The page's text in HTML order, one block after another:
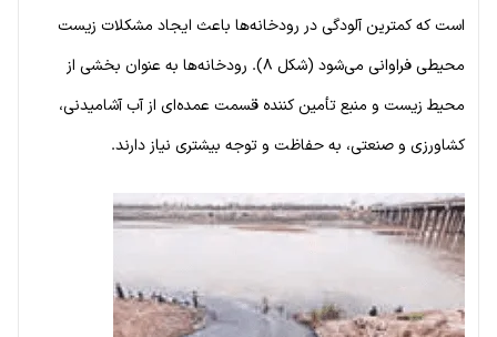
است که کمترین آلودگی در رودخانه‌ها باعث ایجاد مشکلات زیست
محیطی فراوانی می‌شود (شکل ۸). رودخانه‌ها به عنوان بخشی از
محیط زیست و منبع تأمین کننده قسمت عمده‌ای از آب آشامیدنی،
کشاورزی و صنعتی، به حفاظت و توجه بیشتری نیاز دارند.